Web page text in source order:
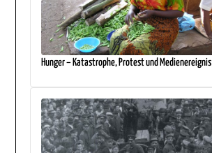
Hunger – Katastrophe, Protest und Medienereignis